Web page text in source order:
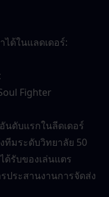
ด้ในแลดเดอร์:
Fighter
นดับแรกในลีดเดอร์
ทีมระดับวิทยาลัย 50
ด้รับของเล่นแตร
ประสานงานการจัดส่ง